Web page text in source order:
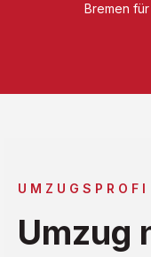
Bremen
Umzug